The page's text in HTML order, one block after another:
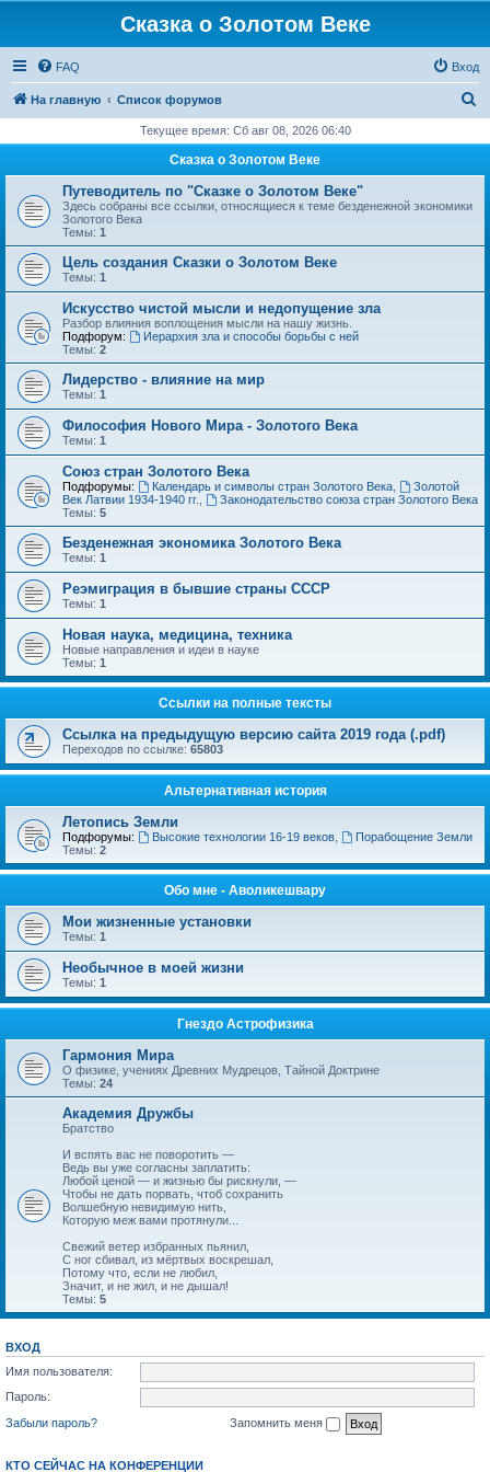
Сказка о Золотом Веке
FAQ Вход
На главную Список форумов
с
Текущее время: Сб авг 08, 2026 06:40
Сказка о Золотом Веке
Путеводитель по "Сказке о Золотом Веке"
Здесь собраны все ссылки, относящиеся к теме безденежной экономики
Золотого Века
Темы: 1
Цель создания Сказки о Золотом Веке
Темы: 1
Искусство чистой мысли и недопущение зла
Разбор влияния воплощения мысли на нашу жизнь.
Подфорум:
Иерархия зла и способы борьбы с ней
Темы: 2
Лидерство - влияние на мир
Темы: 1
Философия Нового Мира - Золотого Века
Темы: 1
Cоюз стран Золотого Века
Подфорумы: Календарь и символы стран Золотого Века,
Золотой
Век Латвии 1934-1940 гг.
Законодательство союза стран Золотого Века
Темы: 5
Безденежная экономика Золотого Века
Темы: 1
Реэмиграция в бывшие страны СССР
Темы: 1
Новая наука, медицина, техника
Новые направления и идеи в науке
Темы: 1
Ссылки на полные тексты
Ссылка на предыдущую версию сайта 2019 года (.pdf)
Переходов по ссылке: 65803
Альтернативная история
Летопись Земли
Подфорумы: Высокие технологии 16-19 веков,
Порабощение Земли
Темы: 2
Обо мне - Аволикешвару
Мои жизненные установки
Темы: 1
Необычное в моей жизни
Темы: 1
Гнездо Астрофизика
Гармония Мира
О физике, учениях Древних Мудрецов, Тайной Доктрине
Темы: 24
Академия Дружбы
Братство
И вспять вас не поворотить —
Ведь вы уже согласны заплатить:
Любой ценой — и жизнью бы рискнули, —
Чтобы не дать порвать, чтоб сохранить
Волшебную невидимую нить,
Которую меж вами протянули...
Свежий ветер избранных пьянил,
С ног сбивал, из мёртвых воскрешал,
Потому что, если не любил,
Значит, и не жил, и не дышал!
Темы: 5
ВХОД
Имя пользователя:
Пароль:
Забыли пароль?
Запомнить меня
КТО СЕЙЧАС НА КОНФЕРЕНЦИИ